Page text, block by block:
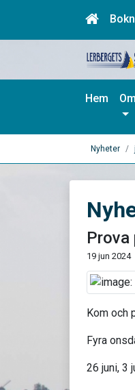
Hem
Nyheter
Prova
19 jun 2024
Kom och
Fyra
26 juni, 3